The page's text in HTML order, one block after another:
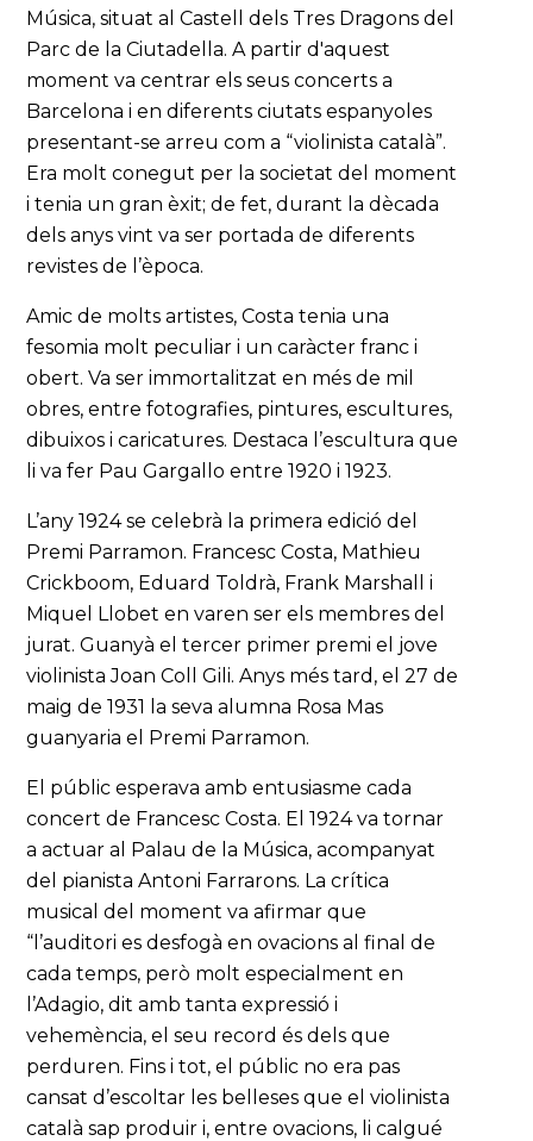
Música, situat al Castell dels Tres Dragons del
Parc de la Ciutadella. A partir d'aquest
moment va centrar els seus concerts a
Barcelona i en diferents ciutats espanyoles
presentant-se arreu com a “violinista català”.
Era molt conegut per la societat del moment
i tenia un gran èxit; de fet, durant la dècada
dels anys vint va ser portada de diferents
revistes de l’època.
Amic de molts artistes, Costa tenia una
fesomia molt peculiar i un caràcter franc i
obert. Va ser immortalitzat en més de mil
obres, entre fotografies, pintures, escultures,
dibuixos i caricatures. Destaca l’escultura que
li va fer Pau Gargallo entre 1920 i 1923.
L’any 1924 se celebrà la primera edició del
Premi Parramon. Francesc Costa, Mathieu
Crickboom, Eduard Toldrà, Frank Marshall i
Miquel Llobet en varen ser els membres del
jurat. Guanyà el tercer primer premi el jove
violinista Joan Coll Gili. Anys més tard, el 27 de
maig de 1931 la seva alumna Rosa Mas
guanyaria el Premi Parramon.
El públic esperava amb entusiasme cada
concert de Francesc Costa. El 1924 va tornar
a actuar al Palau de la Música, acompanyat
del pianista Antoni Farrarons. La crítica
musical del moment va afirmar que
“l’auditori es desfogà en ovacions al final de
cada temps, però molt especialment en
l’Adagio, dit amb tanta expressió i
vehemència, el seu record és dels que
perduren. Fins i tot, el públic no era pas
cansat d’escoltar les belleses que el violinista
català sap produir i, entre ovacions, li calgué